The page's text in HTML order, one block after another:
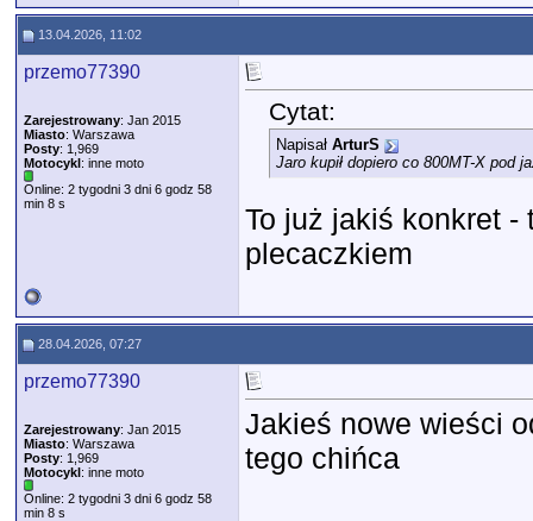
13.04.2026, 11:02
przemo77390
Zarejestrowany: Jan 2015
Miasto: Warszawa
Posty: 1,969
Motocykl: inne moto
Online: 2 tygodni 3 dni 6 godz 58
min 8 s
Cytat:
Napisał ArturS
Jaro kupił dopiero co 800MT-X pod
To już jakiś konkret
plecaczkiem
28.04.2026, 07:27
przemo77390
Zarejestrowany: Jan 2015
Miasto: Warszawa
Posty: 1,969
Motocykl: inne moto
Online: 2 tygodni 3 dni 6 godz 58
min 8 s
Jakieś nowe wieści
tego chińca